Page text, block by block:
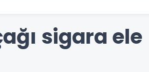
sigara ele